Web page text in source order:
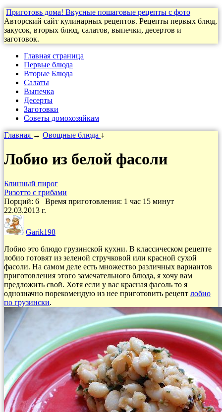
Приготовь дома! Вкусные пошаговые рецепты с фото
Авторский сайт кулинарных рецептов. Рецепты первых блюд,
закусок, вторых блюд, салатов, выпечки, десертов и
заготовок.
Главная страница
Первые блюда
Вторые Блюда
Салаты
Выпечка
Десерты
Заготовки
Cоветы домохозяйкам
Главная → Овощные блюда ↓
Лобио из белой фасоли
Блинный пирог
Ризотто с грибами
Порций: 6 Время приготовления: 1 час 15 минут
22.03.2013 г.
Garik198
Лобио это блюдо грузинской кухни. В классическом рецепте
лобио готовят из зеленой стручковой или красной сухой
фасоли. На самом деле есть множество различных вариантов
приготовления этого замечательного блюда, я хочу вам
предложить свой. Хотя если у вас красная фасоль то я
однозначно порекомендую из нее приготовить рецепт лобио
по грузински.